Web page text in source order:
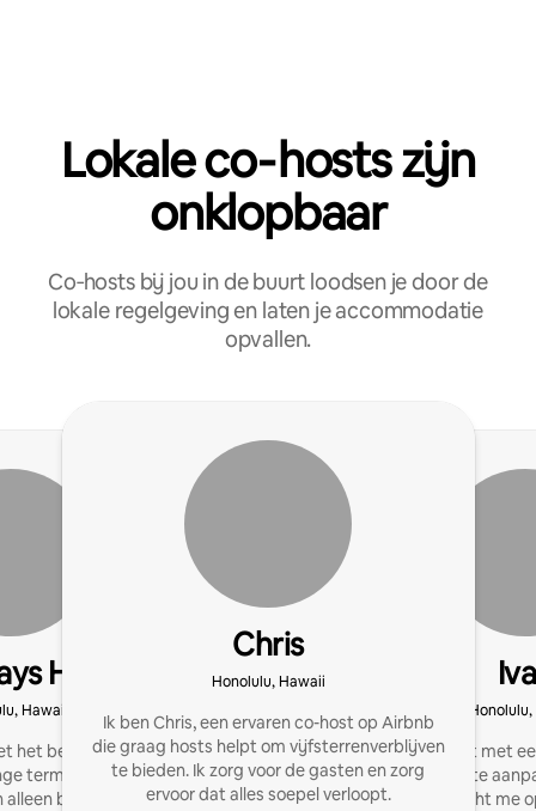
Lokale co‑hosts zijn
onklopbaar
Co‑hosts bij jou in de buurt loodsen je door de
lokale regelgeving en laten je accommodatie
opvallen.
Hawaii
Hawaii
het beheren van luxe
termijn verhuur op
alleen betaald voor
Chris
Honolulu, Hawaii
Ik ben Chris, een ervaren co-host op Airbnb
die graag hosts helpt om vijfsterrenverblijven
te bieden. Ik zorg voor de gasten en zorg
ervoor dat alles soepel verloopt.
Co-host met
prestatiegerichte
verhuur. Ik richt me